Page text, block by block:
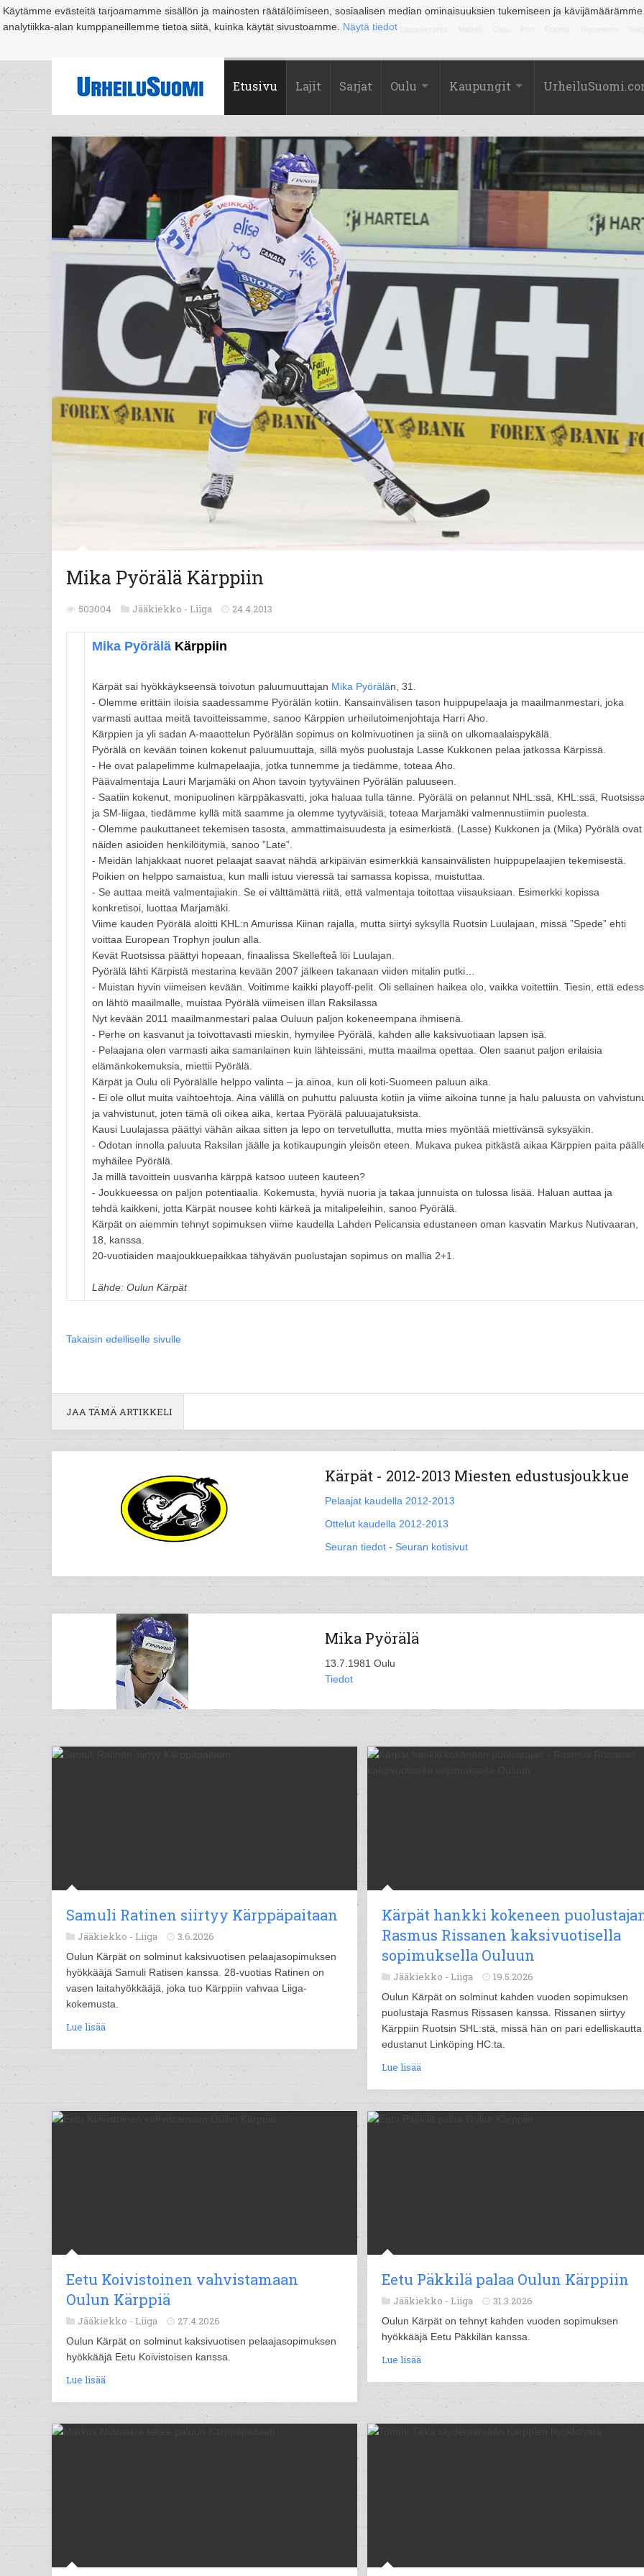
Käytämme evästeitä tarjoamamme sisällön ja mainosten räätälöimiseen, sosiaalisen median ominaisuuksien tukemiseen ja
analytiikka-alan kumppaneillemme tietoa siitä, kuinka käytät sivustoamme. Näytä tiedot
Suomi Espoo Helsinki Hämeenlinna Joensuu Jyväskylä Kouvola Kuopio Lahti
Etusivu Lajit Sarjat Oulu Kaupungit
Mika Pyörälä Kärppiin
503004 Jääkiekko - Liiga 24.4.2013
Mika Pyörälä Kärppiin
Kärpät sai hyökkäykseensä toivotun paluumuuttajan Mika Pyörälän, 31.
- Olemme erittäin iloisia saadessamme Pyörälän kotiin. Kansainvälisen tason huippupelaaja ja maailmanmestari, joka
varmasti auttaa meitä tavoitteissamme, sanoo Kärppien urheilutoimenjohtaja Harri Aho.
Kärppien ja yli sadan A-maaottelun Pyörälän sopimus on kolmivuotinen ja siinä on ulkomaalaispykälä.
Pyörälä on kevään toinen kokenut paluumuuttaja, sillä myös puolustaja Lasse Kukkonen pelaa jatkossa Kärpissä.
- He ovat palapelimme kulmapelaajia, jotka tunnemme ja tiedämme, toteaa Aho.
Päävalmentaja Lauri Marjamäki on Ahon tavoin tyytyväinen Pyörälän paluuseen.
- Saatiin kokenut, monipuolinen kärppäkasvatti, joka haluaa tulla tänne. Pyörälä on pelannut NHL:ssä, KHL:ssä,
ja SM-liigaa, tiedämme kyllä mitä saamme ja olemme tyytyväisiä, toteaa Marjamäki valmennustiimin puolesta.
- Olemme paukuttaneet tekemisen tasosta, ammattimaisuudesta ja esimerkistä. (Lasse) Kukkonen ja (Mika) Pyörälä ovat
näiden asioiden henkilöitymiä, sanoo ”Late”.
- Meidän lahjakkaat nuoret pelaajat saavat nähdä arkipäivän esimerkkiä kansainvälisten huippupelaajien tekemisestä.
Poikien on helppo samaistua, kun malli istuu vieressä tai samassa kopissa, muistuttaa.
- Se auttaa meitä valmentajiakin. Se ei välttämättä riitä, että valmentaja toitottaa viisauksiaan. Esimerkki kopissa
konkretisoi, luottaa Marjamäki.
Viime kauden Pyörälä aloitti KHL:n Amurissa Kiinan rajalla, mutta siirtyi syksyllä Ruotsin Luulajaan, missä ”Spede” ehti
voittaa European Trophyn joulun alla.
Kevät Ruotsissa päättyi hopeaan, finaalissa Skellefteå löi Luulajan.
Pyörälä lähti Kärpistä mestarina kevään 2007 jälkeen takanaan viiden mitalin putki…
- Muistan hyvin viimeisen kevään. Voitimme kaikki playoff-pelit. Oli sellainen haikea olo, vaikka voitettiin. Tiesin, että
on lähtö maailmalle, muistaa Pyörälä viimeisen illan Raksilassa
Nyt kevään 2011 maailmanmestari palaa Ouluun paljon kokeneempana ihmisenä.
- Perhe on kasvanut ja toivottavasti mieskin, hymyilee Pyörälä, kahden alle kaksivuotiaan lapsen isä.
- Pelaajana olen varmasti aika samanlainen kuin lähteissäni, mutta maailma opettaa. Olen saanut paljon erilaisia
elämänkokemuksia, miettii Pyörälä.
Kärpät ja Oulu oli Pyörälälle helppo valinta – ja ainoa, kun oli koti-Suomeen paluun aika.
- Ei ole ollut muita vaihtoehtoja. Aina välillä on puhuttu paluusta kotiin ja viime aikoina tunne ja halu paluusta on
ja vahvistunut, joten tämä oli oikea aika, kertaa Pyörälä paluuajatuksista.
Kausi Luulajassa päättyi vähän aikaa sitten ja lepo on tervetullutta, mutta mies myöntää miettivänsä syksyäkin.
- Odotan innolla paluuta Raksilan jäälle ja kotikaupungin yleisön eteen. Mukava pukea pitkästä aikaa Kärppien paita
myhäilee Pyörälä.
Ja millä tavoittein uusvanha kärppä katsoo uuteen kauteen?
- Joukkueessa on paljon potentiaalia. Kokemusta, hyviä nuoria ja takaa junnuista on tulossa lisää. Haluan auttaa ja
tehdä kaikkeni, jotta Kärpät nousee kohti kärkeä ja mitalipeleihin, sanoo Pyörälä.
Kärpät on aiemmin tehnyt sopimuksen viime kaudella Lahden Pelicansia edustaneen oman kasvatin Markus Nutivaaran,
18, kanssa.
20-vuotiaiden maajoukkuepaikkaa tähyävän puolustajan sopimus on mallia 2+1.
Lähde: Oulun Kärpät
Takaisin edelliselle sivulle
JAA TÄMÄ ARTIKKELI
Kärpät - 2012-2013 Miesten edustusjoukkue
Pelaajat kaudella 2012-2013
Ottelut kaudella 2012-2013
Seuran tiedot - Seuran kotisivut
Mika Pyörälä
13.7.1981 Oulu
Tiedot
Samuli Ratinen siirtyy Kärppäpaitaan
Jääkiekko - Liiga 3.6.2026
Oulun Kärpät on solminut kaksivuotisen pelaajasopimuksen
hyökkääjä Samuli Ratisen kanssa. 28-vuotias Ratinen on
vasen laitahyökkääjä, joka tuo Kärppiin vahvaa Liiga-
kokemusta.
Lue lisää
Kärpät hankki kokeneen
Rasmus Rissanen kaksivuotisella
sopimuksella Ouluun
Jääkiekko - Liiga 19.5.2026
Oulun Kärpät on solminut kahden vuoden sopimuksen
puolustaja Rasmus Rissasen kanssa. Rissanen siirtyy
Kärppiin Ruotsin SHL:stä, missä hän on pari edelliskautta
edustanut Linköping HC:ta.
Lue lisää
Eetu Koivistoinen vahvistamaan
Oulun Kärppiä
Jääkiekko - Liiga 27.4.2026
Oulun Kärpät on solminut kaksivuotisen pelaajasopimuksen
hyökkääjä Eetu Koivistoisen kanssa.
Lue lisää
Eetu Päkkilä palaa Oulun Kärppiin
Jääkiekko - Liiga 31.3.2026
Oulun Kärpät on tehnyt kahden vuoden sopimuksen
hyökkääjä Eetu Päkkilän kanssa.
Lue lisää